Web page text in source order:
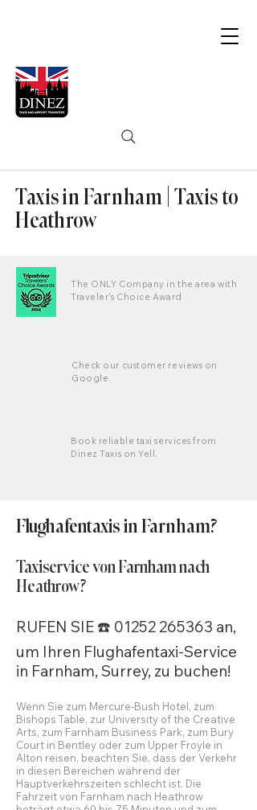
Taxis in Farnham | Taxis to
Heathrow
The ONLY Company in the area with
Traveler's Choice Award
Check our customer reviews on
Google.
Book reliable taxi services from
Dinez Taxis on Yell.
Flughafentaxis in Farnham?
Taxiservice von Farnham nach
Heathrow?
RUFEN SIE ☎️ 01252 265363 an,
um Ihren Flughafentaxi-Service
in Farnham, Surrey, zu buchen!
Wenn Sie zum Mercure-Bush Hotel, zum
Bishops Table, zur University of the Creative
Arts, zum Farnham Business Park, zum Bury
Court in Bentley oder zum Upper Froyle in
Alton reisen, beachten Sie, dass der Verkehr
in diesen Bereichen während der
Hauptverkehrszeiten schlecht ist. Die
Fahrzeit von Farnham nach Heathrow